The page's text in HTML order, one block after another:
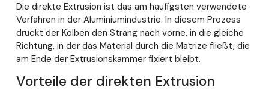
Die direkte Extrusion ist das am häufigsten verwendete
Verfahren in der Aluminiumindustrie. In diesem Prozess
drückt der Kolben den Strang nach vorne, in die gleiche
Richtung, in der das Material durch die Matrize fließt, die
am Ende der Extrusionskammer fixiert bleibt.
Vorteile der direkten Extrusion